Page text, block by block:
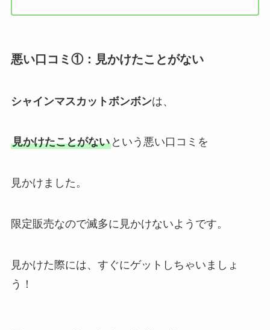
悪い口コミ①：見かけたことがない
シャインマスカットボンボンは、
見かけたことがないという悪い口コミを
見かけました。
限定販売なので滅多に見かけないようです。
見かけた際には、すぐにゲットしちゃいましょ
う！